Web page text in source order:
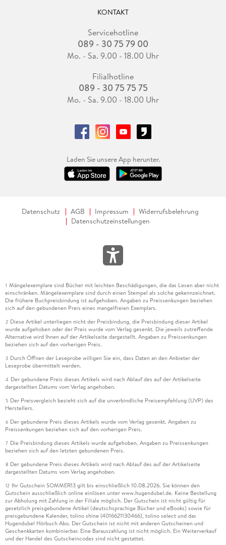
KONTAKT
Servicehotline
089 - 30 75 79 00
Mo. - Sa. 9.00 - 18.00 Uhr
Filialhotline
089 - 30 75 75 75
Mo. - Sa. 9.00 - 18.00 Uhr
Laden Sie unsere App herunter.
Datenschutz AGB Impressum
Widerrufsbelehrung
Datenschutzeinstellungen
1 Mängelexemplare sind Bücher mit leichten Beschädigungen, die das Lesen aber nicht
einschränken. Mängelexemplare sind durch einen Stempel als solche gekennzeichnet.
Die frühere Buchpreisbindung ist aufgehoben. Angaben zu Preissenkungen beziehen
sich auf den gebundenen Preis eines mangelfreien Exemplars.
2 Diese Artikel unterliegen nicht der Preisbindung, die Preisbindung dieser Artikel
wurde aufgehoben oder der Preis wurde vom Verlag gesenkt. Die jeweils zutreffende
Alternative wird Ihnen auf der Artikelseite dargestellt. Angaben zu Preissenkungen
beziehen sich auf den vorherigen Preis.
3 Durch Öffnen der Leseprobe willigen Sie ein, dass Daten an den Anbieter der
Leseprobe übermittelt werden.
4 Der gebundene Preis dieses Artikels wird nach Ablauf des auf der Artikelseite
dargestellten Datums vom Verlag angehoben.
5 Der Preisvergleich bezieht sich auf die unverbindliche Preisempfehlung (UVP) des
Herstellers.
6 Der gebundene Preis dieses Artikels wurde vom Verlag gesenkt. Angaben zu
Preissenkungen beziehen sich auf den vorherigen Preis.
7 Die Preisbindung dieses Artikels wurde aufgehoben. Angaben zu Preissenkungen
beziehen sich auf den letzten gebundenen Preis.
8 Der gebundene Preis dieses Artikels wird nach Ablauf des auf der Artikelseite
dargestellten Datums vom Verlag angehoben.
12 Ihr Gutschein SOMMER13 gilt bis einschließlich 10.08.2026. Sie können den
Gutschein ausschließlich online einlösen unter www.hugendubel.de. Keine Bestellung
zur Abholung mit Zahlung in der Filiale möglich. Der Gutschein ist nicht gültig für
gesetzlich preisgebundene Artikel (deutschsprachige Bücher und eBooks) sowie für
preisgebundene Kalender, tolino shine (4016621130466), tolino select und das
Hugendubel Hörbuch Abo. Der Gutschein ist nicht mit anderen Gutscheinen und
Geschenkkarten kombinierbar. Eine Barauszahlung ist nicht möglich. Ein Weiterverkauf
und der Handel des Gutscheincodes sind nicht gestattet.